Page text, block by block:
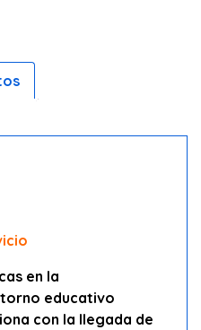
en la
educativo
con la llegada de